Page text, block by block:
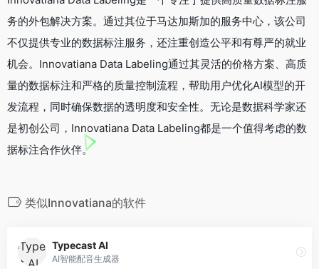
务的外包解决方案。通过其位于马达加斯加的服务中心，该公司
不仅提供专业的数据标注服务，还注重创造公平和有尊严的就业
机会。Innovatiana Data Labeling通过其灵活的价格方案、高质
量的数据标注和严格的质量控制流程，帮助用户优化AI模型的开
发流程，同时确保数据的透明度和安全性。无论是数据科学家还
是初创公司，Innovatiana Data Labeling都是一个值得考虑的数
据标注合作伙伴。
类似Innovatiana的软件
Typecast AI
AI智能配音生成器